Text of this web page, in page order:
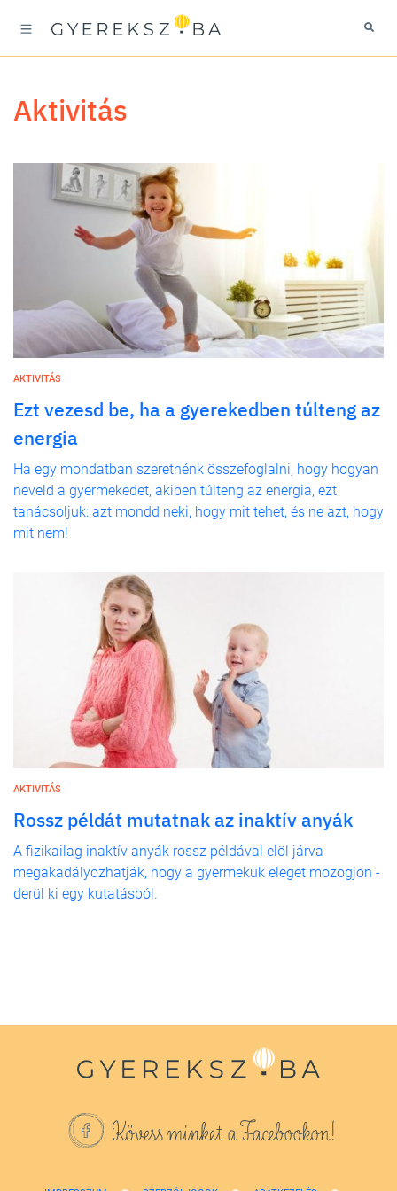
aktivitás
AKTIVITÁS
Ezt vezesd be, ha a gyerekedben túlteng az
energia
Ha egy mondatban szeretnénk összefoglalni, hogy hogyan
neveld a gyermekedet, akiben túlteng az energia, ezt
tanácsoljuk: azt mondd neki, hogy mit tehet, és ne azt, hogy
mit nem!
AKTIVITÁS
Rossz példát mutatnak az inaktív anyák
A fizikailag inaktív anyák rossz példával elöl járva
megakadályozhatják, hogy a gyermekük eleget mozogjon -
derül ki egy kutatásból.
Kövess minket a Facebookon!